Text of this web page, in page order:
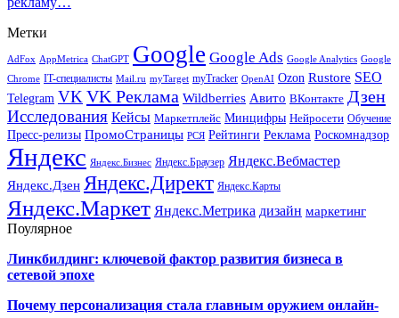
Метки
AdFox AppMetrica ChatGPT Google Google Ads Google Analytics Google
Chrome IT-специалисты Mail.ru myTarget myTracker OpenAI Ozon Rustore SEO
Telegram VK VK Реклама Wildberries Авито ВКонтакте Дзен
Исследования Кейсы Маркетплейс Минцифры Нейросети Обучение
Пресс-релизы ПромоСтраницы РСЯ Рейтинги Реклама Роскомнадзор
Яндекс Яндекс.Бизнес Яндекс.Браузер Яндекс.Вебмастер
Яндекс.Дзен Яндекс.Директ Яндекс.Карты
Яндекс.Маркет Яндекс.Метрика дизайн маркетинг
Поулярное
Линкбилдинг: ключевой фактор развития бизнеса в
сетевой эпохе
Почему персонализация стала главным оружием онлайн-